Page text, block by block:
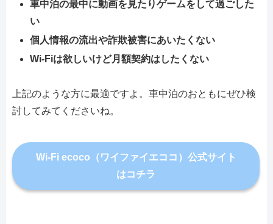
車中泊の最中に動画を見たりゲームをして過ごした
い
個人情報の流出や詐欺被害にあいたくない
Wi-Fiは欲しいけど月額契約はしたくない
上記のような方に最適ですよ。車中泊のおともにぜひ検
討してみてくださいね。
Wi-Fi ecoco（ワイファイエココ）公式サイト
はコチラ